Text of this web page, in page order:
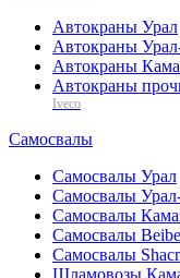
Автокраны Урал
Автокраны
Автокраны
Автокраны
Iveco
Самосвалы
Самосвалы Урал
Самосвалы
Самосвалы
Самосвалы
Самосвалы
Шламовозы